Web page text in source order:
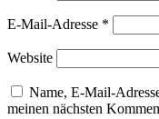
E-Mail-Adresse *
Website
Name, E-Mail-
meinen nächsten